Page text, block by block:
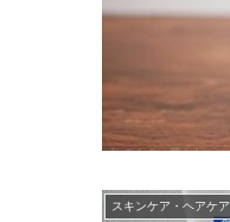
スキンケア・ヘアケア